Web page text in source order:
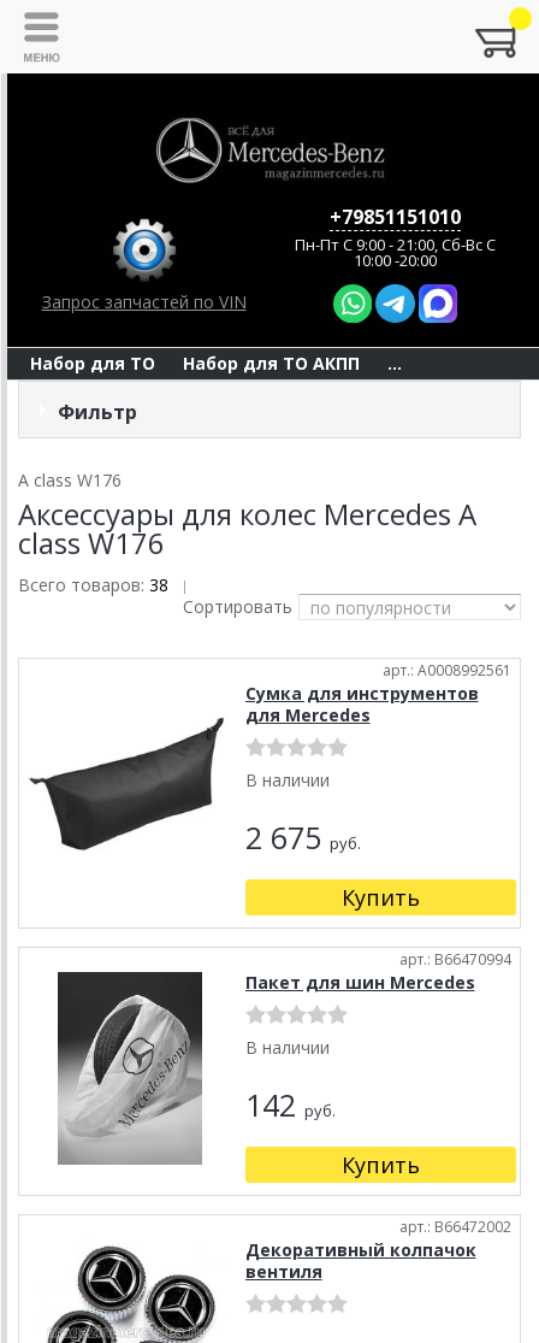
Запрос запчастей по VIN
+79851151010
Пн-Пт C 9:00 - 21:00, Сб-Вс С
10:00 -20:00
Набор для ТО Набор для ТО АКПП ...
Фильтр
A class W176
Аксессуары для колес Mercedes A
class W176
Всего товаров: 38 |
Сортировать
арт.: A0008992561
Сумка для инструментов
для Mercedes
В наличии
2 675 руб.
Купить
арт.: B66470994
Пакет для шин Mercedes
В наличии
142 руб.
Купить
арт.: B66472002
Декоративный колпачок
вентиля